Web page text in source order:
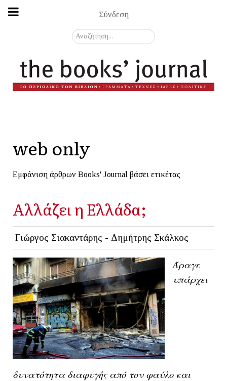
Σύνδεση
Αναζήτηση...
web only
Εμφάνιση άρθρων Books' Journal βάσει ετικέτας
Αλλάζει η Ελλάδα;
Γιώργος Σιακαντάρης - Δημήτρης Σκάλκος
Άραγε
υπάρχει
δυνατότητα διαφυγής από τον φαύλο και